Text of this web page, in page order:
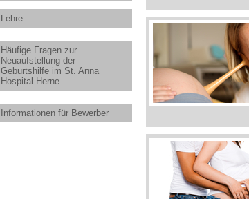
Lehre
Häufige Fragen zur
Neuaufstellung der
Geburtshilfe im St. Anna
Hospital Herne
Informationen für Bewerber